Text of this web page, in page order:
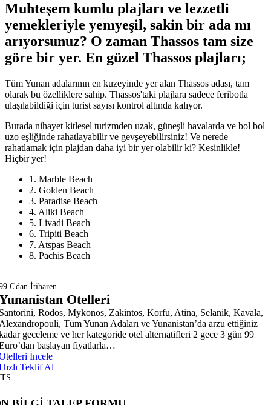
Muhteşem kumlu plajları ve lezzetli
yemekleriyle yemyeşil, sakin bir ada mı
arıyorsunuz? O zaman Thassos tam size
göre bir yer. En güzel Thassos plajları;
Tüm Yunan adalarının en kuzeyinde yer alan Thassos adası, tam
olarak bu özelliklere sahip. Thassos'taki plajlara sadece feribotla
ulaşılabildiği için turist sayısı kontrol altında kalıyor.
Burada nihayet kitlesel turizmden uzak, güneşli havalarda ve bol bol
uzo eşliğinde rahatlayabilir ve gevşeyebilirsiniz! Ve nerede
rahatlamak için plajdan daha iyi bir yer olabilir ki? Kesinlikle!
Hiçbir yer!
1. Marble Beach
2. Golden Beach
3. Paradise Beach
4. Aliki Beach
5. Livadi Beach
6. Tripiti Beach
7. Atspas Beach
8. Pachis Beach
€'dan İtibaren
Otelleri
Rodos, Mykonos, Zakintos, Korfu, Atina, Selanik, Kavala,
Tüm Yunan Adaları ve Yunanistan’da arzu ettiğiniz
geceleme ve her kategoride otel alternatifleri 2 gece 3 gün 99
başlayan fiyatlarla…
İncele
Teklif Al